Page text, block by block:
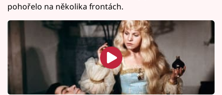
pohořelo na několika frontách.